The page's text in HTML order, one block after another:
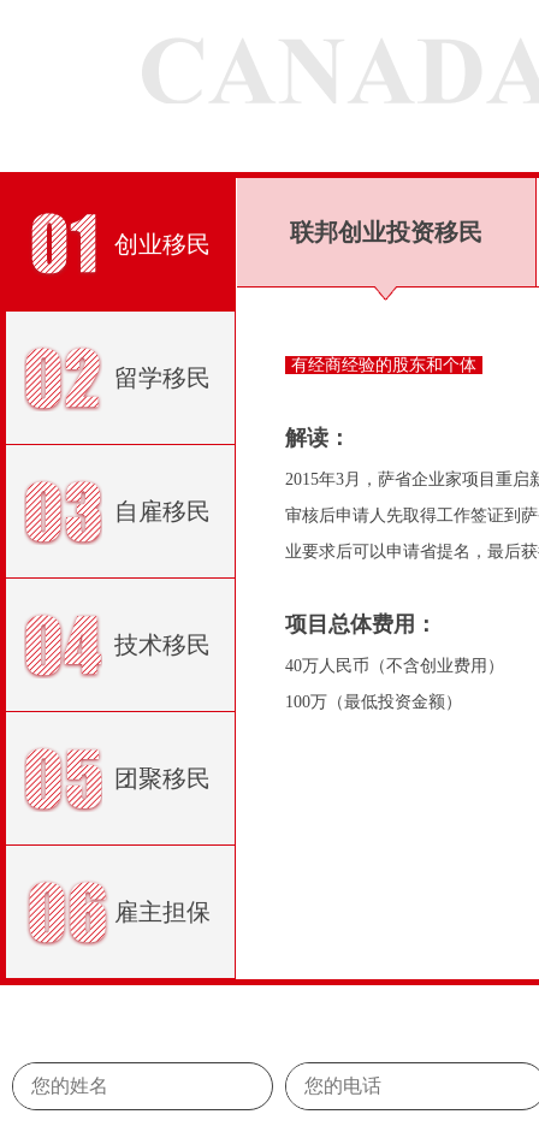
创业移民
留学移民
自雇移民
技术移民
团聚移民
雇主担保
联邦创业投资移民
有经商经验的股东和个体
解读：
2015年3月，萨省企业家项目重启
审核后申请人先取得工作签证到
业要求后可以申请省提名，最后
项目总体费用：
40万人民币（不含创业费用）
100万（最低投资金额）